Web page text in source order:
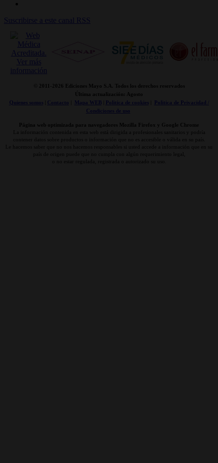
Suscribirse a este canal RSS
© 2011- 2026 Ediciones Mayo S.A. Todos los derechos reservados
Última actualización: Agosto
Quienes somos| Contacto Mapa WEB| Politica de cookies|
Politica de Privacidad /
Condiciones de uso
Página web optimizada para navegadores Mozilla Firefox y Google Chrome
La información contenida en esta web está dirigida a profesionales sanitarios y podría
contener datos sobre productos o información que no es accesible o válida en su país.
Le hacemos saber que no nos hacemos responsables si usted accede a información que en su
país de origen puede que no cumpla con algún requerimiento legal,
o no estar regulada, registrada o autorizado su uso.